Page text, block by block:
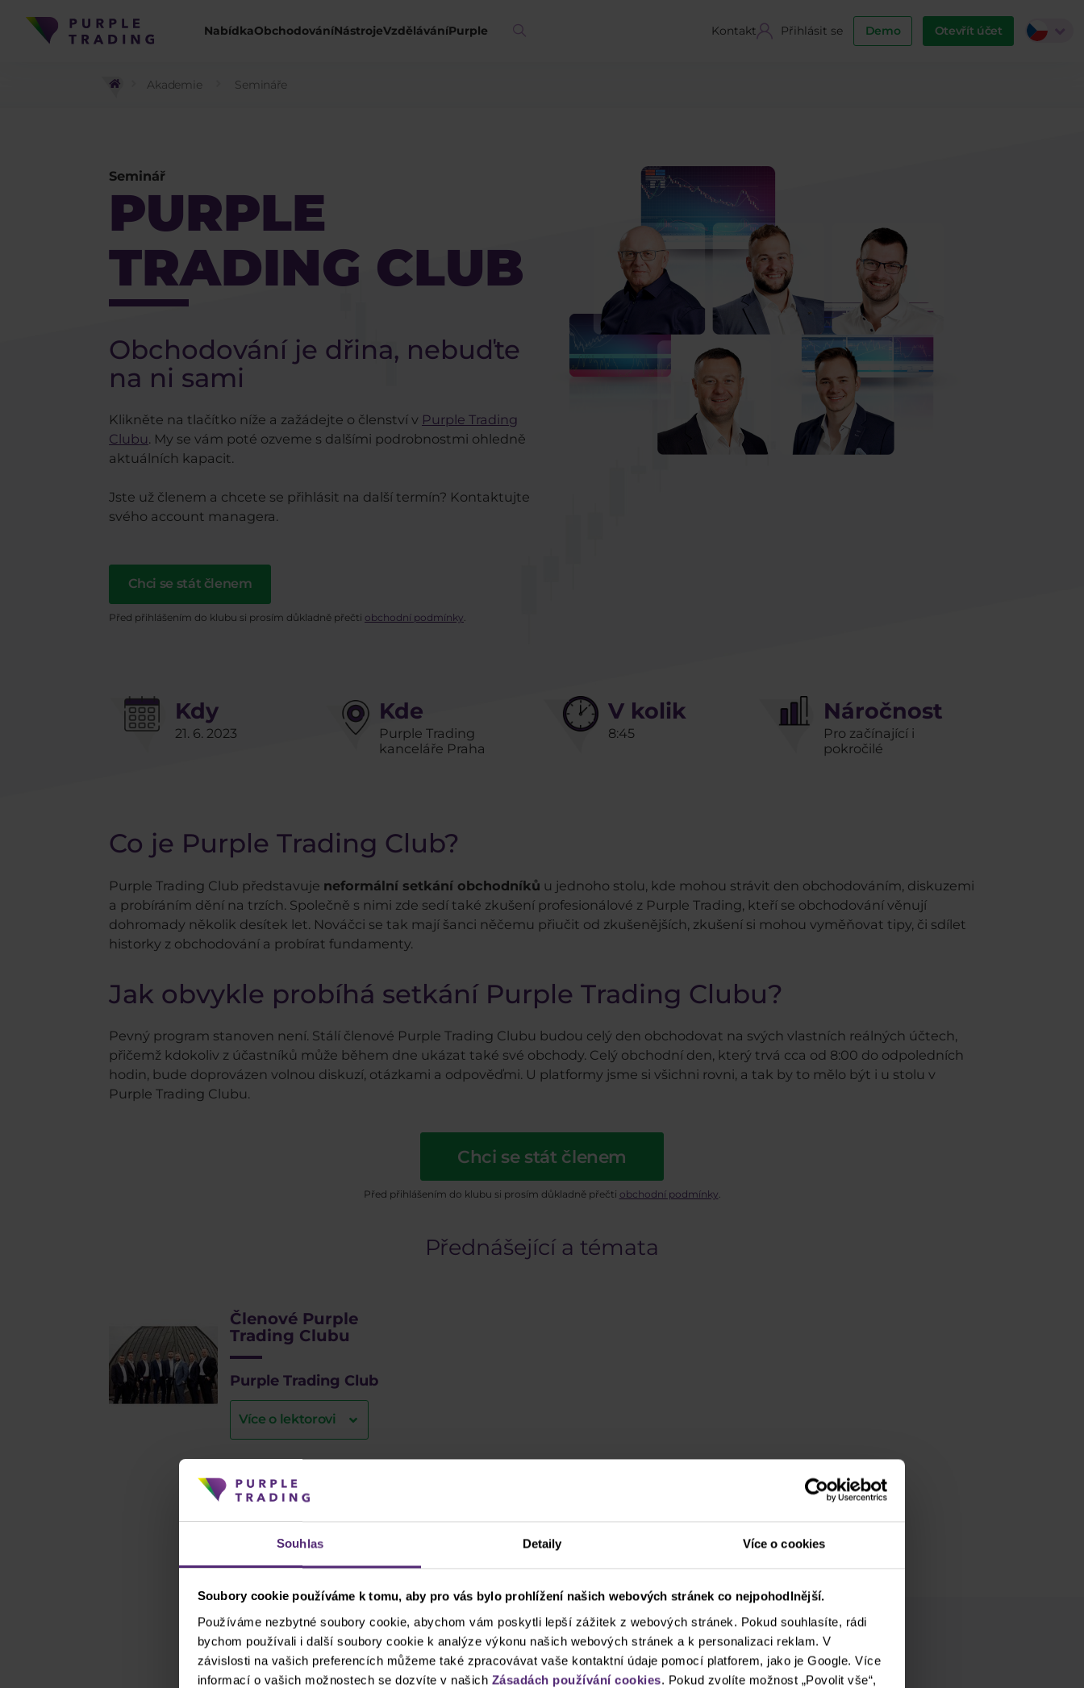
Souhlas Detaily Více o cookies
Soubory cookie používáme k tomu, aby pro vás bylo prohlížení našich webových stránek co nejpohodlnější.
Používáme nezbytné soubory cookie, abychom vám poskytli lepší zážitek z webových stránek. Pokud souhlasíte, rádi
bychom používali i další soubory cookie k analýze výkonu našich webových stránek a k personalizaci reklam. V
závislosti na vašich preferencích můžeme také zpracovávat vaše kontaktní údaje pomocí platforem, jako je Google. Více
informací o vašich možnostech se dozvíte v našich Zásadách používání cookies. Pokud zvolíte možnost „Povolit vše“,
NabídkaObchodováníNástrojeVzděláváníPurple Kontakt Přihlásit se Demo Otevřít účet
Akademie Semináře
Seminář
PURPLE
TRADING CLUB
Obchodování je dřina, nebuďte
na ni sami
Klikněte na tlačítko níže a zažádejte o členství v Purple Trading
Clubu. My se vám poté ozveme s dalšími podrobnostmi ohledně
aktuálních kapacit.
Jste už členem a chcete se přihlásit na další termín? Kontaktujte
svého account managera.
Chci se stát členem
Před přihlášením do klubu si prosím důkladně přečti obchodní podmínky.
Kdy
21. 6. 2023
Kde
Purple Trading
kanceláře Praha
V kolik
8:45
Náročnost
Pro začínající i
pokročilé
Co je Purple Trading Club?
Purple Trading Club představuje neformální setkání obchodníků u jednoho stolu, kde mohou strávit den obchodováním, diskuzemi
a probíráním dění na trzích. Společně s nimi zde sedí také zkušení profesionálové z Purple Trading, kteří se obchodování věnují
dohromady několik desítek let. Nováčci se tak mají šanci něčemu přiučit od zkušenějších, zkušení si mohou vyměňovat tipy, či sdílet
historky z obchodování a probírat fundamenty.
Jak obvykle probíhá setkání Purple Trading Clubu?
Pevný program stanoven není. Stálí členové Purple Trading Clubu budou celý den obchodovat na svých vlastních reálných účtech,
přičemž kdokoliv z účastníků může během dne ukázat také své obchody. Celý obchodní den, který trvá cca od 8:00 do odpoledních
hodin, bude doprovázen volnou diskuzí, otázkami a odpověďmi. U platformy jsme si všichni rovni, a tak by to mělo být i u stolu v
Purple Trading Clubu.
Chci se stát členem
Před přihlášením do klubu si prosím důkladně přečti obchodní podmínky.
Přednášející a témata
Členové Purple
Trading Clubu
Purple Trading Club
Více o lektorovi
Kde se potkáme
Purple Trading
Vinohradská 2828
Praha 3-Žižkov